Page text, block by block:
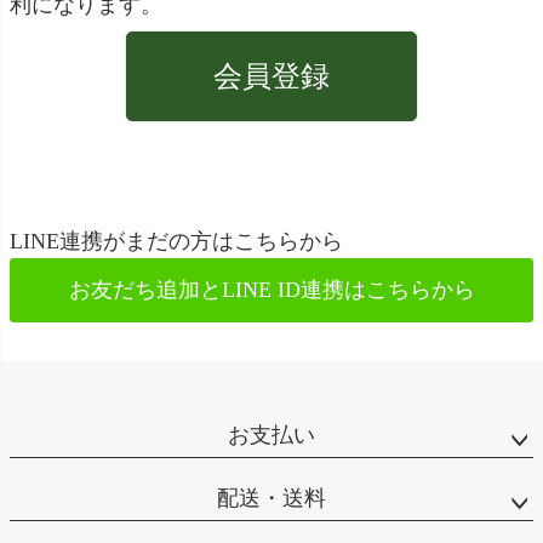
利になります。
会員登録
LINE連携がまだの方はこちらから
お友だち追加とLINE ID連携はこちらから
お支払い
配送・送料